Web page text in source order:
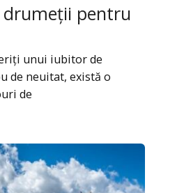
drumeții pentru
unui iubitor de
de neuitat, există o
de